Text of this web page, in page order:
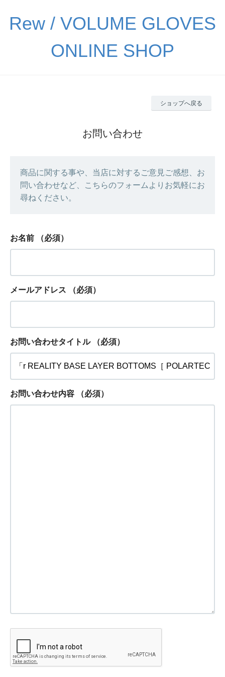
Rew / VOLUME GLOVES
ONLINE SHOP
ショップへ戻る
お問い合わせ
商品に関する事や、当店に対するご意見ご感想、お
問い合わせなど、こちらのフォームよりお気軽にお
尋ねください。
お名前 （必須）
メールアドレス （必須）
お問い合わせタイトル （必須）
お問い合わせ内容 （必須）